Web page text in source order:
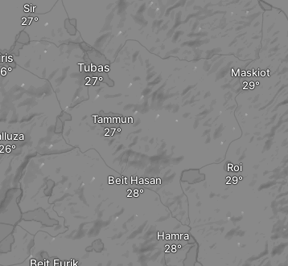
Tubas Maskiot
Tammun
Beit Furik
Hamra
Roi
Beit Hasan
Sir